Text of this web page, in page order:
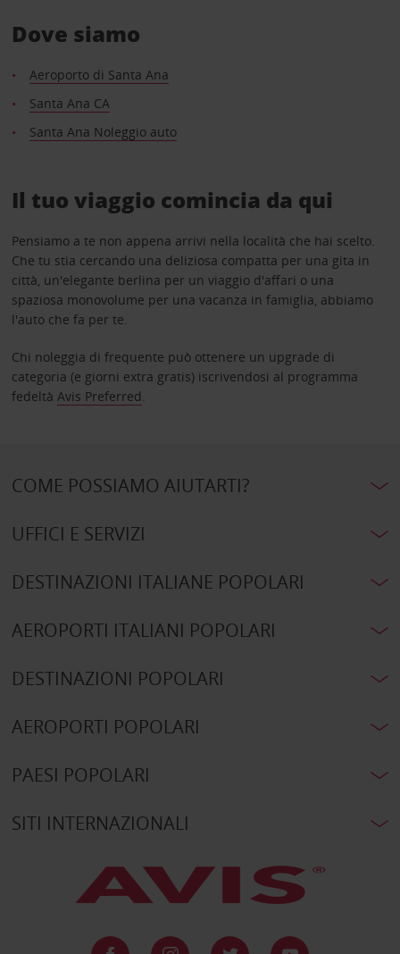
Dove siamo
Aeroporto di Santa Ana
Santa Ana CA
Santa Ana Noleggio auto
Il tuo viaggio comincia da qui
Pensiamo a te non appena arrivi nella località che hai scelto.
Che tu stia cercando una deliziosa compatta per una gita in
città, un'elegante berlina per un viaggio d'affari o una
spaziosa monovolume per una vacanza in famiglia, abbiamo
l'auto che fa per te.
Chi noleggia di frequente può ottenere un upgrade di
categoria (e giorni extra gratis) iscrivendosi al programma
fedeltà Avis Preferred.
COME POSSIAMO AIUTARTI?
UFFICI E SERVIZI
DESTINAZIONI ITALIANE POPOLARI
AEROPORTI ITALIANI POPOLARI
DESTINAZIONI POPOLARI
AEROPORTI POPOLARI
PAESI POPOLARI
SITI INTERNAZIONALI